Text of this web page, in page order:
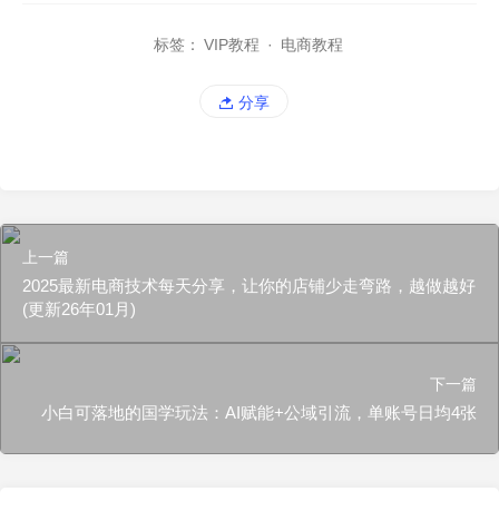
标签： VIP教程 · 电商教程
分享
上一篇
2025最新电商技术每天分享，让你的店铺少走弯路，越做越好
(更新26年01月)
下一篇
小白可落地的国学玩法：AI赋能+公域引流，单账号日均4张